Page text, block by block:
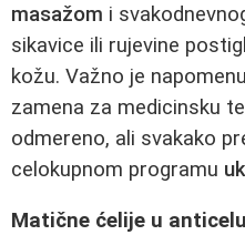
masažom i
sikavice ili rujevine
kožu. Važno je
zamena za medicinsku
odmereno, ali svakako
celokupnom programu
Matične ćelije u